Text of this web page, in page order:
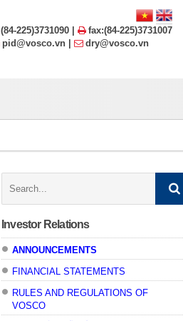
(84-225)3731090 |
fax:(84-225)3731007
pid@vosco.vn |
dry@vosco.vn
Investor Relations
ANNOUNCEMENTS
FINANCIAL STATEMENTS
RULES AND REGULATIONS OF
VOSCO